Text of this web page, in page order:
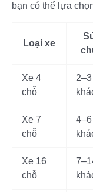
bạn có thể lựa
Loại xe
Xe 4
chỗ
2–3
Xe 7
chỗ
4–6
Xe 16
chỗ